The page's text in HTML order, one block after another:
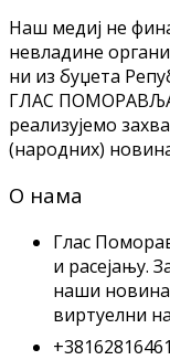
Наш медиј не
невладине
ни из буџета
ГЛАС ПОМОРАВЉА.
реализујемо
(народних)
О нама
Глас
и расејању.
наши
виртуeлни